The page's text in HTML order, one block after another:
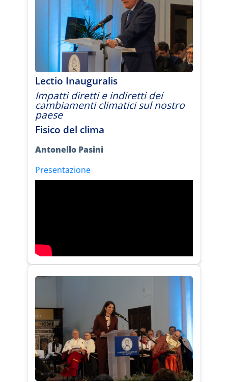
Lectio Inauguralis
Impatti diretti e indiretti dei
cambiamenti climatici sul nostro
paese
Fisico del clima
Antonello Pasini
Presentazione